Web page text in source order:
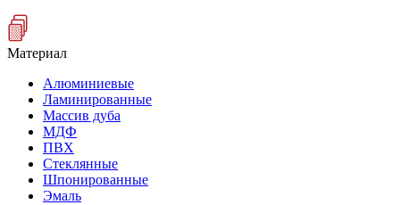
Материал
Алюминиевые
Ламинированные
Массив дуба
МДФ
ПВХ
Стеклянные
Шпонированные
Эмаль